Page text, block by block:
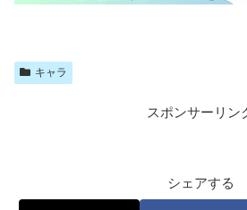
キャラ
スポンサーリン
シェアする